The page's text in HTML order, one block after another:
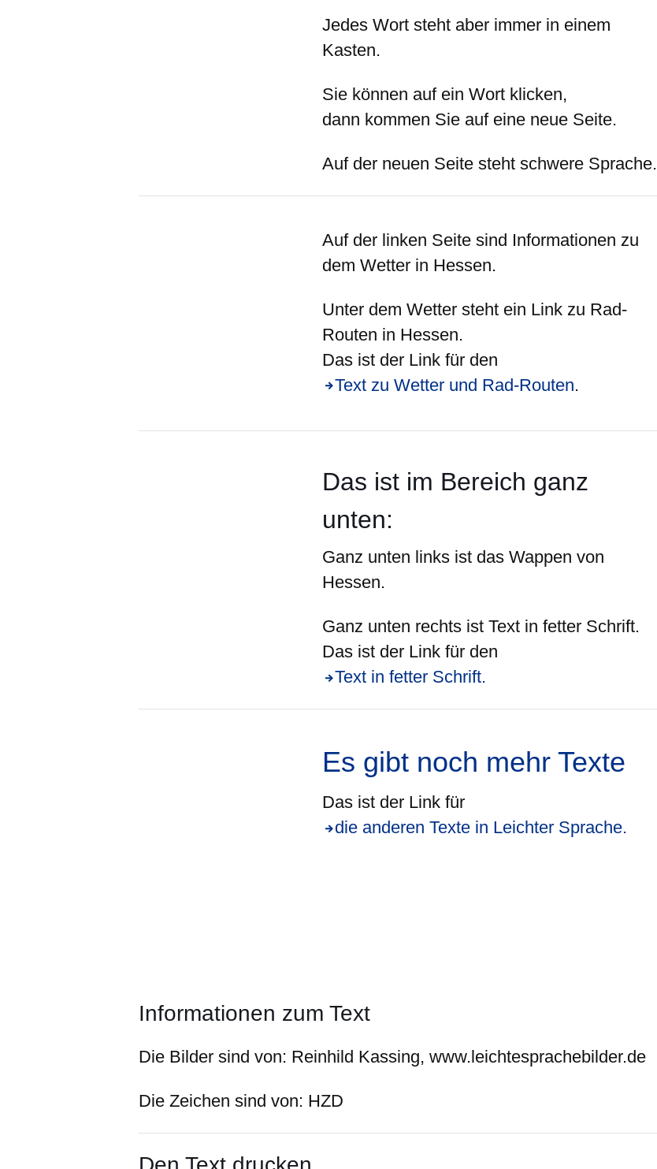
Jedes Wort steht aber immer in einem
Kasten.
Sie können auf ein Wort klicken,
dann kommen Sie auf eine neue Seite.
Auf der neuen Seite steht schwere Sprache.
Auf der linken Seite sind Informationen zu
dem Wetter in Hessen.
Unter dem Wetter steht ein Link zu Rad-
Routen in Hessen.
Das ist der Link für den
Text zu Wetter und Rad-Routen.
Das ist im Bereich ganz
unten:
Ganz unten links ist das Wappen von
Hessen.
Ganz unten rechts ist Text in fetter Schrift.
Das ist der Link für den
Text in fetter Schrift.
Es gibt noch mehrTexte
Das ist der Link für
die anderen Texte in Leichter Sprache.
Informationen zum Text
Die Bilder sind von: Reinhild Kassing, www.leichtesprachebilder.de
Die Zeichen sind von: HZD